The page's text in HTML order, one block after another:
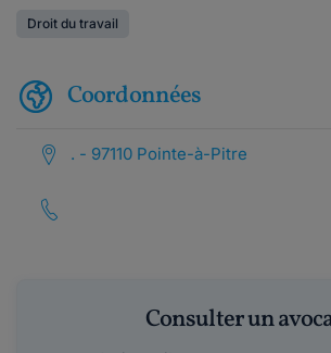
Droit du travail
Coordonnées
. - 97110 Pointe-à-Pitre
Consulter un